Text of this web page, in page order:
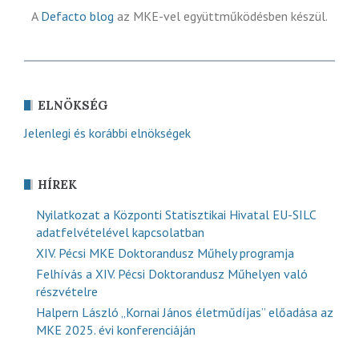
A Defacto blog az MKE-vel együttműködésben készül.
ELNÖKSÉG
Jelenlegi és korábbi elnökségek
HÍREK
Nyilatkozat a Központi Statisztikai Hivatal EU-SILC
adatfelvételével kapcsolatban
XIV. Pécsi MKE Doktorandusz Műhely programja
Felhívás a XIV. Pécsi Doktorandusz Műhelyen való
részvételre
Halpern László „Kornai János életműdíjas” előadása az
MKE 2025. évi konferenciáján